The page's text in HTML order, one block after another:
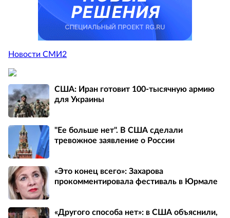
Новости СМИ2
США: Иран готовит 100-тысячную армию
для Украины
"Ее больше нет". В США сделали
тревожное заявление о России
«Это конец всего»: Захарова
прокомментировала фестиваль в Юрмале
«Другого способа нет»: в США объяснили,